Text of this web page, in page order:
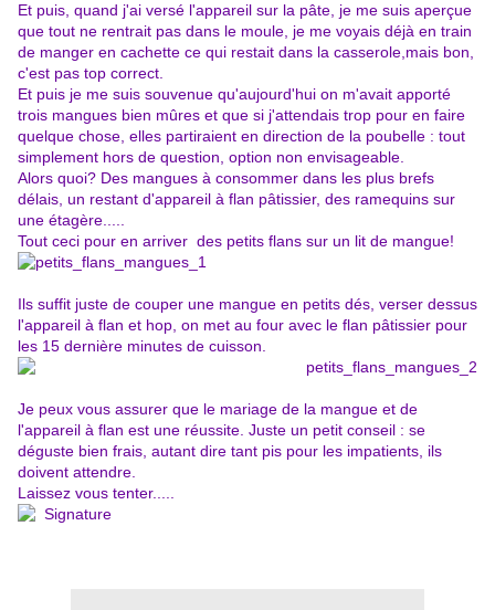
Et puis, quand j'ai versé l'appareil sur la pâte, je me suis aperçue
que tout ne rentrait pas dans le moule, je me voyais déjà en train
de manger en cachette ce qui restait dans la casserole,mais bon,
c'est pas top correct.
Et puis je me suis souvenue qu'aujourd'hui on m'avait apporté
trois mangues bien mûres et que si j'attendais trop pour en faire
quelque chose, elles partiraient en direction de la poubelle : tout
simplement hors de question, option non envisageable.
Alors quoi? Des mangues à consommer dans les plus brefs
délais, un restant d'appareil à flan pâtissier, des ramequins sur
une étagère.....
Tout ceci pour en arriver des petits flans sur un lit de mangue!
Ils suffit juste de couper une mangue en petits dés, verser dessus
l'appareil à flan et hop, on met au four avec le flan pâtissier pour
les 15 dernière minutes de cuisson.
Je peux vous assurer que le mariage de la mangue et de
l'appareil à flan est une réussite. Juste un petit conseil : se
déguste bien frais, autant dire tant pis pour les impatients, ils
doivent attendre.
Laissez vous tenter.....